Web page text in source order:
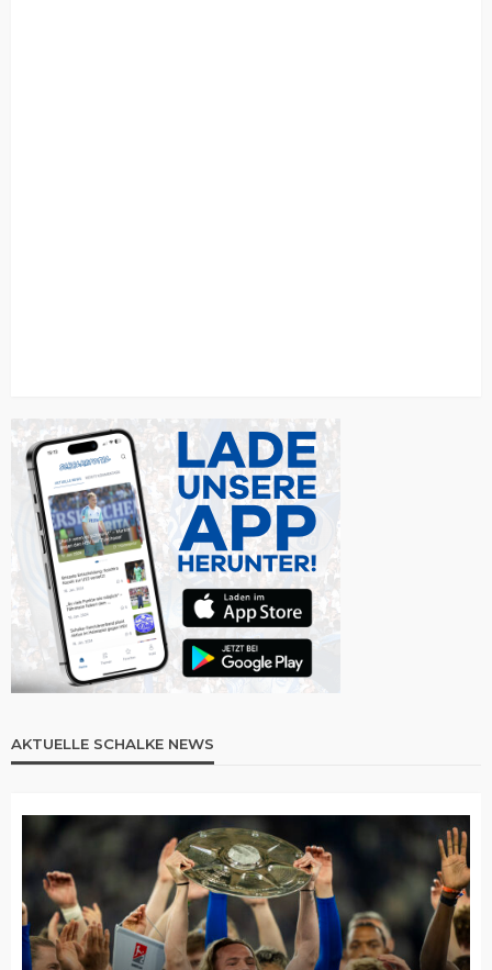
AKTUELLE SCHALKE NEWS